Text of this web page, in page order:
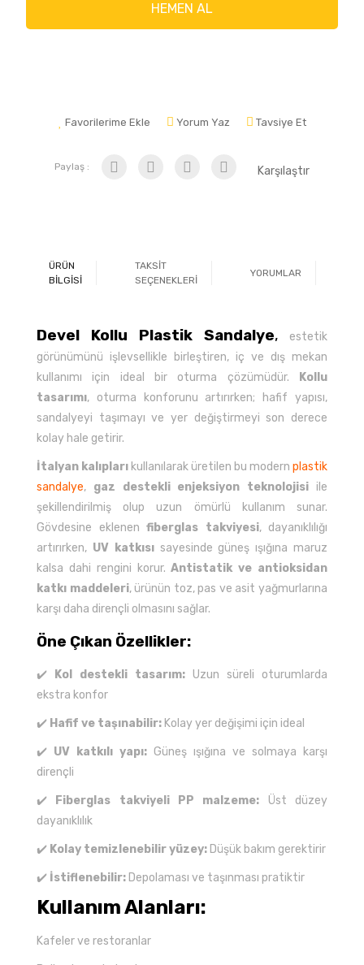
HEMEN AL
Favorilerime Ekle Yorum Yaz Tavsiye Et
Paylaş : Karşılaştır
ÜRÜN
BİLGİSİ
TAKSİT
SEÇENEKLERİ
YORUMLAR
Devel Kollu Plastik Sandalye, estetik
görünümünü işlevsellikle birleştiren, iç ve dış mekan
kullanımı için ideal bir oturma çözümüdür.
Kollu
tasarımı, oturma konforunu artırırken; hafif yapısı,
sandalyeyi taşımayı ve yer değiştirmeyi son derece
kolay hale getirir.
İtalyan kalıpları kullanılarak üretilen bu modern plastik
sandalye, gaz destekli enjeksiyon teknolojisi ile
şekillendirilmiş olup uzun ömürlü kullanım sunar.
Gövdesine eklenen fiberglas takviyesi, dayanıklılığı
artırırken, UV katkısısayesinde güneş ışığına maruz
kalsa dahi rengini korur.Antistatik ve antioksidan
katkı maddeleri, ürünün toz, pas ve asit yağmurlarına
karşı daha dirençli olmasını sağlar.
Öne Çıkan Özellikler:
✔️ Kol destekli tasarım: Uzun süreli oturumlarda
ekstra konfor
✔️ Hafif ve taşınabilir: Kolay yer değişimi için ideal
✔️ UV katkılı yapı: Güneş ışığına ve solmaya karşı
dirençli
✔️ Fiberglas takviyeli PP malzeme: Üst düzey
dayanıklılık
✔️ Kolay temizlenebilir yüzey: Düşük bakım gerektirir
✔️ İstiflenebilir: Depolaması ve taşınması pratiktir
Kullanım Alanları:
Kafeler ve restoranlar